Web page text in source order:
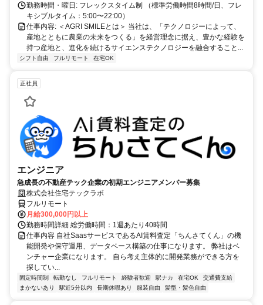
勤務時間・曜日: フレックスタイム制 （標準労働時間8時間/日、フレ
キシブルタイム：5:00〜22:00）
仕事内容: ＜AGRI SMILEとは＞ 当社は、「テクノロジーによって、
産地とともに農業の未来をつくる」を経営理念に据え、豊かな経験を
持つ産地と、進化を続けるサイエンステクノロジーを融合すること...
シフト自由 フルリモート 在宅OK
正社員
エンジニア
急成長の不動産テック企業の初期エンジニアメンバー募集
株式会社住宅テックラボ
フルリモート
月給300,000円以上
勤務時間詳細 総労働時間：1週あたり40時間
仕事内容 自社SaasサービスであるAI賃料査定「ちんさてくん」の機
能開発や保守運用、データベース構築の仕事になります。 弊社はベ
ンチャー企業になります。 自ら考え主体的に開発業務ができる方を
探してい...
固定時間制 転勤なし フルリモート 経験者歓迎 駅ナカ 在宅OK
交通費支給
まかないあり
駅近5分以内 長期休暇あり 服装自由 髪型・髪色自由